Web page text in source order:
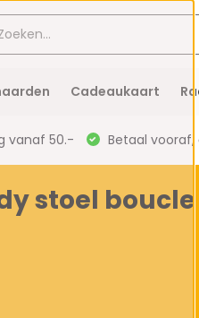
Cadeaukaart
vanaf 50.- Betaal
stoel